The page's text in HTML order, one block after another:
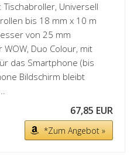
Universell
bis 18 mm x 10 m
von 25 mm
Duo Colour, mit
das Smartphone (bis
Bildschirm bleibt
67,85 EUR
*Zum Angebot »